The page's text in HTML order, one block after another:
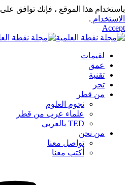
باستخدام هذا الموقع ، فإنك توافق على
الاستخدام .
Accept
لقيمات
عمق
تقنية
تحر
من قطر
نجوم العلوم
علماء عرب من قطر
TED بالعربي
من نحن
تواصل معنا
أكتب معنا